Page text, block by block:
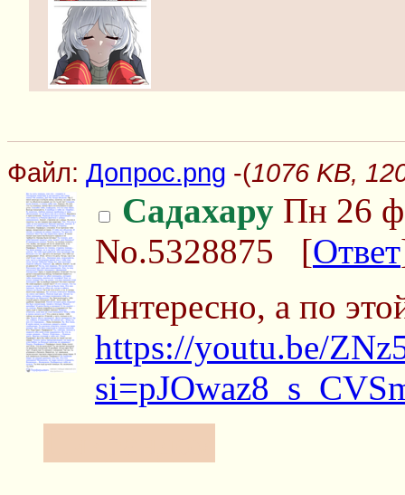
Файл: Допрос.png -(1076 KB,
Садахару Пн 26
No.5328875 [Ответ
Интересно, а по
https://youtu.be/